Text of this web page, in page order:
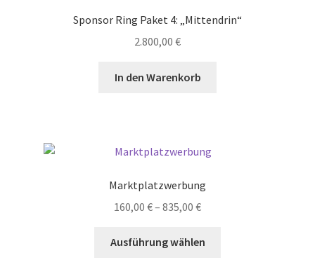
Sponsor Ring Paket 4: „Mittendrin“
2.800,00 €
In den Warenkorb
Marktplatzwerbung
160,00 €– 835,00 €Preisspanne:
bis
Ausführung wählen